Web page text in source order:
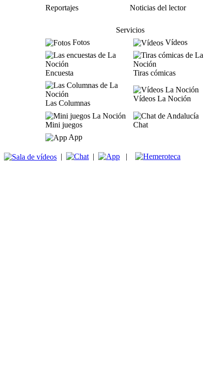
Reportajes
Noticias del lector
Servicios
Fotos
Vídeos
Encuesta Tiras cómicas
Las Columnas
Vídeos La Noción
Mini juegos
Chat
App
| | |